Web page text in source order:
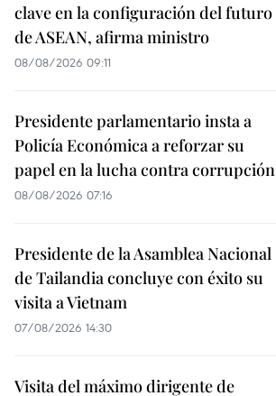
clave en la configuración del futuro
de ASEAN, afirma ministro
08/08/2026 09:11
Presidente parlamentario insta a
Policía Económica a reforzar su
papel en la lucha contra corrupción
08/08/2026 07:16
Presidente de la Asamblea Nacional
de Tailandia concluye con éxito su
visita a Vietnam
07/08/2026 14:30
Visita del máximo dirigente de